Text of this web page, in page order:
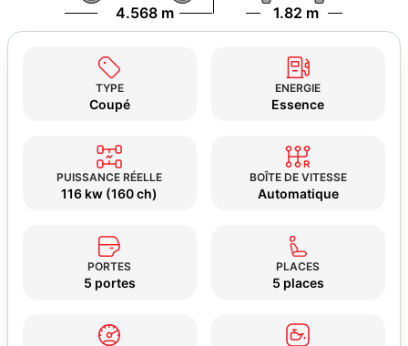
4.568 m 1.82 m
TYPE
Coupé
ENERGIE
Essence
PUISSANCE RÉELLE
116 kw (160 ch)
BOÎTE DE VITESSE
Automatique
PORTES
5 portes
PLACES
5 places